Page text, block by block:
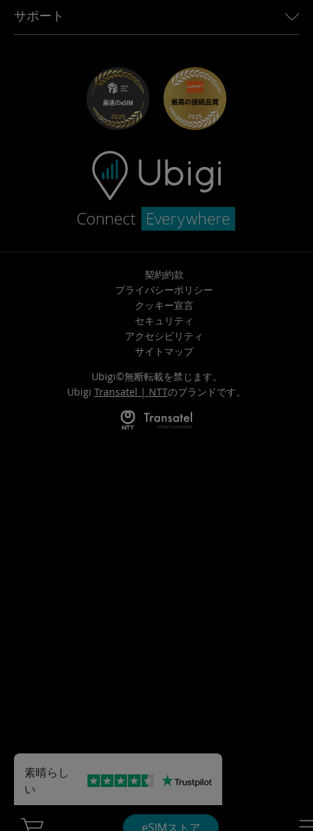
eSIMストア
Mini向けUbigi
Maserati向けUbigi
Ubigiアプリ
アフェリエイトプログラム
サポート
トラブルシューティング
ヘルプセンター
お問い合わせ先
契約約款
プライバシーポリシー
クッキー宣言
セキュリティ
アクセシビリティ
サイトマップ
Ubigi©無断転載を禁じます。
Ubigi Transatel | NTTのブランドです。
素晴らし
い